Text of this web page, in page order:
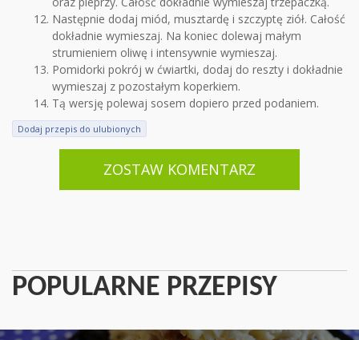
Następnie dodaj miód, musztardę i szczyptę ziół. Całość
dokładnie wymieszaj. Na koniec dolewaj małym
strumieniem oliwę i intensywnie wymieszaj.
Pomidorki pokrój w ćwiartki, dodaj do reszty i dokładnie
wymieszaj z pozostałym koperkiem.
Tą wersję polewaj sosem dopiero przed podaniem.
Dodaj przepis do ulubionych
ZOSTAW KOMENTARZ
POPULARNE PRZEPISY